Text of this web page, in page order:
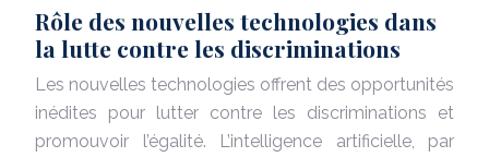
Rôle des nouvelles technologies dans
la lutte contre les discriminations
Les nouvelles technologies offrent des opportunités
inédites pour lutter contre les discriminations et
promouvoir l’égalité. L’intelligence artificielle, par